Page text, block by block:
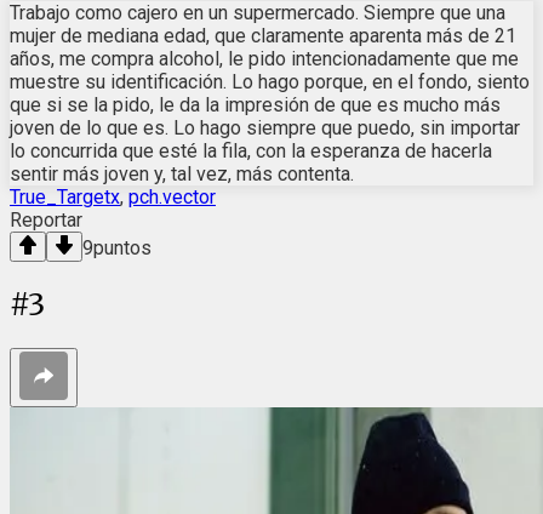
Trabajo como cajero en un supermercado. Siempre que una
mujer de mediana edad, que claramente aparenta más de 21
años, me compra alcohol, le pido intencionadamente que me
muestre su identificación. Lo hago porque, en el fondo, siento
que si se la pido, le da la impresión de que es mucho más
joven de lo que es. Lo hago siempre que puedo, sin importar
lo concurrida que esté la fila, con la esperanza de hacerla
sentir más joven y, tal vez, más contenta.
True_Targetx, pch.vector
Reportar
9puntos
#3